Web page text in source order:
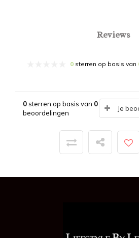
Reviews
0 sterren op basis van
0sterren op basis van 0
beoordelingen
Je